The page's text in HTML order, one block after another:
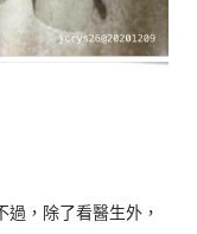
，除了看醫生外，